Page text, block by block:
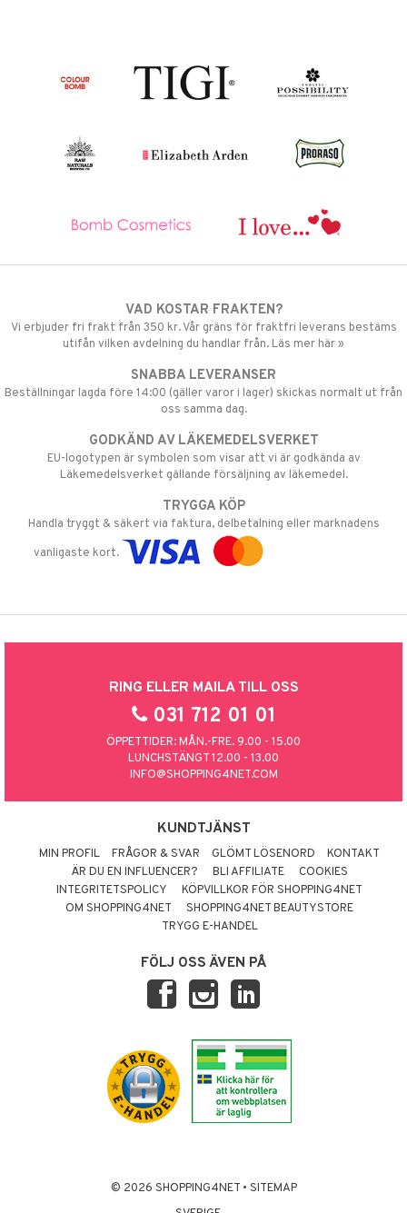
VAD KOSTAR FRAKTEN?
Vi erbjuder fri frakt från 350 kr. Vår gräns för fraktfri leverans bestäms
utifån vilken avdelning du handlar från. Läs mer här »
SNABBA LEVERANSER
Beställningar lagda före 14:00 (gäller varor i lager) skickas normalt ut från
oss samma dag.
GODKÄND AV LÄKEMEDELSVERKET
EU-logotypen är symbolen som visar att vi är godkända av
Läkemedelsverket gällande försäljning av läkemedel.
TRYGGA KÖP
Handla tryggt & säkert via faktura, delbetalning eller marknadens
vanligaste kort.
RING ELLER MAILA TILL OSS
031 712 01 01
ÖPPETTIDER: MÅN.-FRE. 9.00 - 15.00
LUNCHSTÄNGT 12.00 - 13.00
INFO@SHOPPING4NET.COM
KUNDTJÄNST
MIN PROFIL FRÅGOR & SVAR GLÖMT LÖSENORD
KONTAKT
ÄR DU EN INFLUENCER?
BLI AFFILIATE
COOKIES
INTEGRITETSPOLICY
KÖPVILLKOR FÖR SHOPPING4NET
OM SHOPPING4NET
SHOPPING4NET BEAUTYSTORE
TRYGG E-HANDEL
FÖLJ OSS ÄVEN PÅ
© 2026 SHOPPING4NET • SITEMAP